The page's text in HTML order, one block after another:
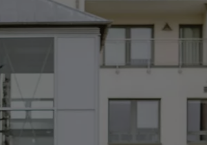
Mobilitätsberatung
Nachhaltige Freizeitziele
Tarif-